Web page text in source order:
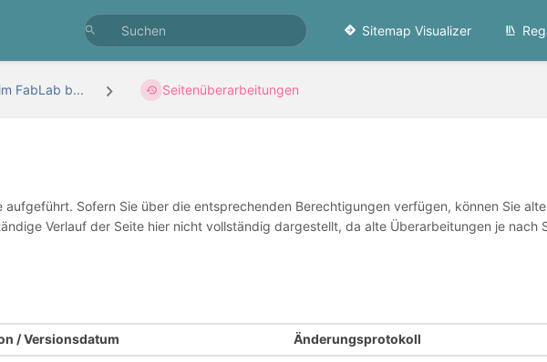
Sitemap Visualizer
FabLab b... Seitenüberarbeitungen
Sofern Sie über die entsprechenden Berechtigungen verfügen, können Sie
Verlauf der Seite hier nicht vollständig dargestellt, da alte Überarbeitungen je nach
/ Versionsdatum Änderungsprotokoll